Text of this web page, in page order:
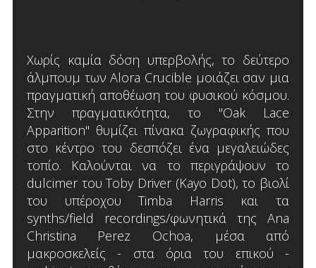
Χωρίς καμία δόση υπερβολής, το δεύτερο
άλμπουμ των Alora Crucible μοιάζει σαν μια
πραγματική αποθέωση του φυσικού κόσμου.
Στην πραγματικότητα, το "Oak Lace
Apparition" θυμίζει πίνακα ζωγραφικής που
στο κέντρο του δεσπόζει ένα μεγαλειώδες
τοπίο. Καλούνται να το περιγράψουν το
dulcimer του Toby Driver (Kayo Dot), το βιολί
του υπέροχου Timba Harris και τα
synths/field recordings/φωνητικά της Ana
Christina Perez Ochoa, μέσα από
μακροσκελείς - στα όρια του επικού -